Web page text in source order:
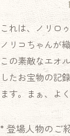
これは、ノリロ
ノリコちゃんが
この素敵なエオ
したお宝物の記
ます。まぁ、よ
* 登場人物のご